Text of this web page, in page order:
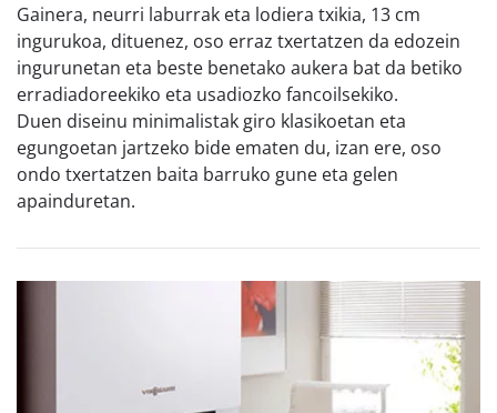
Gainera, neurri laburrak eta lodiera txikia, 13 cm
ingurukoa, dituenez, oso erraz txertatzen da edozein
ingurunetan eta beste benetako aukera bat da betiko
erradiadoreekiko eta usadiozko fancoilsekiko.
Duen diseinu minimalistak giro klasikoetan eta
egungoetan jartzeko bide ematen du, izan ere, oso
ondo txertatzen baita barruko gune eta gelen
apainduretan.